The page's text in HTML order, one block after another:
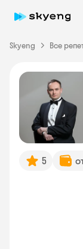
Skyeng Все
5
Skyeng Chat
online